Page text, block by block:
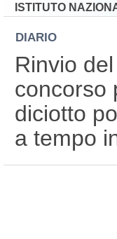
ISTITUTO
DIARIO
Rinvio
concorso
diciotto
a tempo